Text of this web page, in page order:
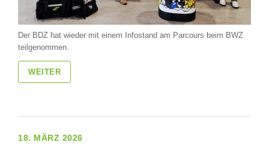
Der BDZ hat wieder mit einem Infostand am Parcours beim BWZ
teilgenommen.
WEITER
18. MÄRZ 2026